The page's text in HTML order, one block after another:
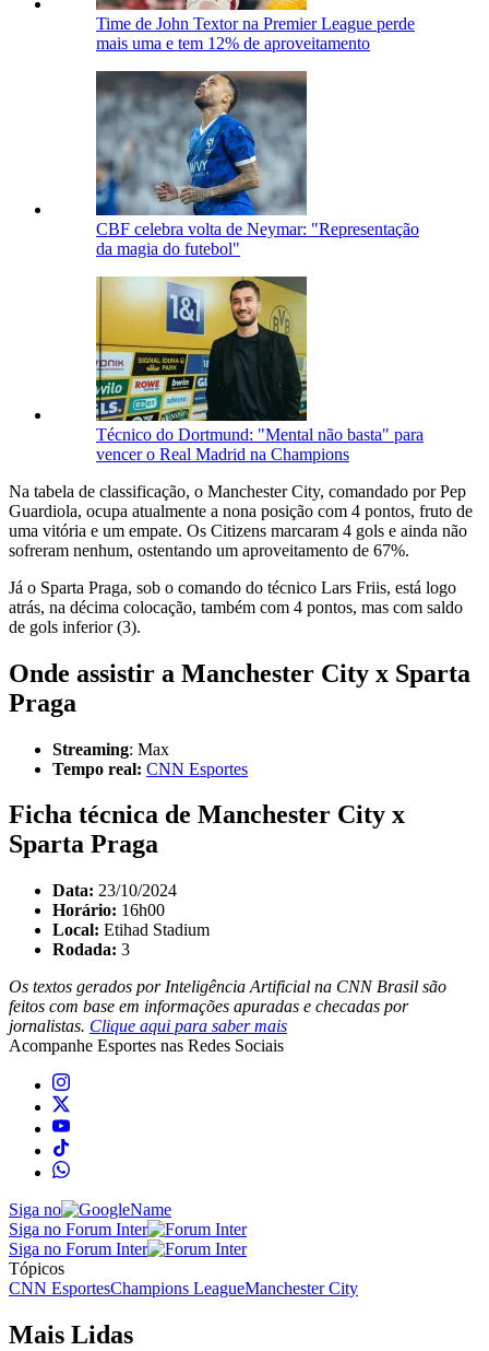
Time de John Textor na Premier League perde
mais uma e tem 12% de aproveitamento
CBF celebra volta de Neymar: "Representação
da magia do futebol"
Técnico do Dortmund: "Mental não basta" para
vencer o Real Madrid na Champions
Na tabela de classificação, o Manchester City, comandado por Pep
Guardiola, ocupa atualmente a nona posição com 4 pontos, fruto de
uma vitória e um empate. Os Citizens marcaram 4 gols e ainda não
sofreram nenhum, ostentando um aproveitamento de 67%.
Já o Sparta Praga, sob o comando do técnico Lars Friis, está logo
atrás, na décima colocação, também com 4 pontos, mas com saldo
de gols inferior (3).
Onde assistir a Manchester City x Sparta
Praga
Streaming: Max
Tempo real: CNN Esportes
Ficha técnica de Manchester City x
Sparta Praga
Data: 23/10/2024
Horário: 16h00
Local: Etihad Stadium
Rodada: 3
Os textos gerados por Inteligência Artificial na CNN Brasil são
feitos com base em informações apuradas e checadas por
jornalistas. Clique aqui para saber mais
Acompanhe Esportes nas Redes Sociais
Siga no
Siga no Forum Inter
Siga no Forum Inter
Tópicos
CNN EsportesChampions LeagueManchester City
Mais Lidas